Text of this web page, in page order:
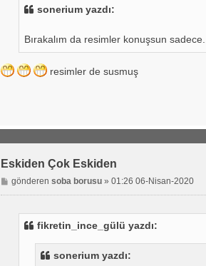
sonerium yazdı:
Bırakalım da resimler konuşsun sadece...
resimler de susmuş
Eskiden Çok Eskiden
M
e
gönderensoba borusu »01:26 06-Nisan-2020
fikretin_ince_gülü yazdı:
sonerium yazdı: